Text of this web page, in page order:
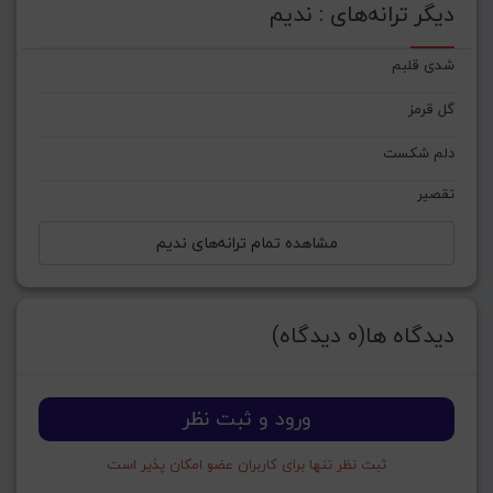
دیگر ترانه‌های : ندیم
شدی قلبم
گل قرمز
دلم شکست
تقصیر
مشاهده تمام ترانه‌های ندیم
دیدگاه ها(0 دیدگاه)
ورود و ثبت نظر
ثبت نظر تنها برای کاربران عضو امکان پذیر است